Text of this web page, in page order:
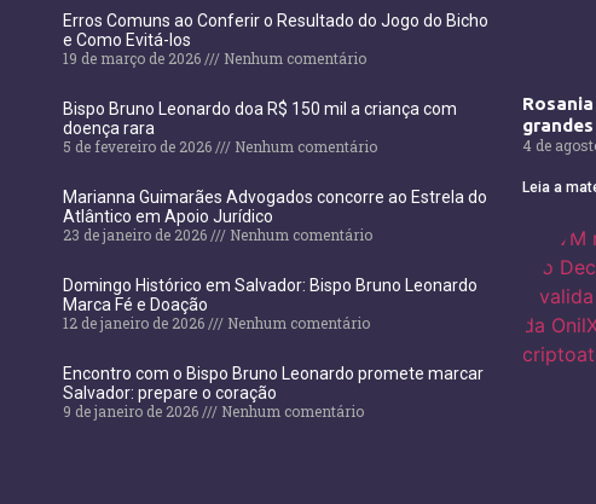
Erros Comuns ao Conferir o Resultado do Jogo do Bicho
e Como Evitá-los
19 de março de 2026
Nenhum comentário
Bispo Bruno Leonardo doa R$ 150 mil a criança com
doença rara
5 de fevereiro de 2026
Nenhum comentário
Marianna Guimarães Advogados concorre ao Estrela do
Atlântico em Apoio Jurídico
23 de janeiro de 2026
Nenhum comentário
Domingo Histórico em Salvador: Bispo Bruno Leonardo
Marca Fé e Doação
12 de janeiro de 2026
Nenhum comentário
Encontro com o Bispo Bruno Leonardo promete marcar
Salvador: prepare o coração
9 de janeiro de 2026
Nenhum comentário
4 de
Leia a